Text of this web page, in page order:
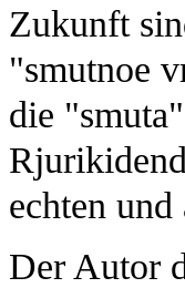
Zukunft
"smutnoe
die
echten
Der Autor